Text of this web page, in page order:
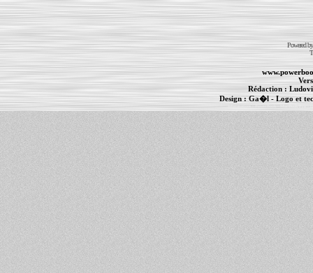
Powered
Rédaction :
Design :Ga�l- Logo et
Informations :